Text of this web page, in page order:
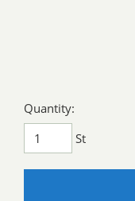
Quantity:
St